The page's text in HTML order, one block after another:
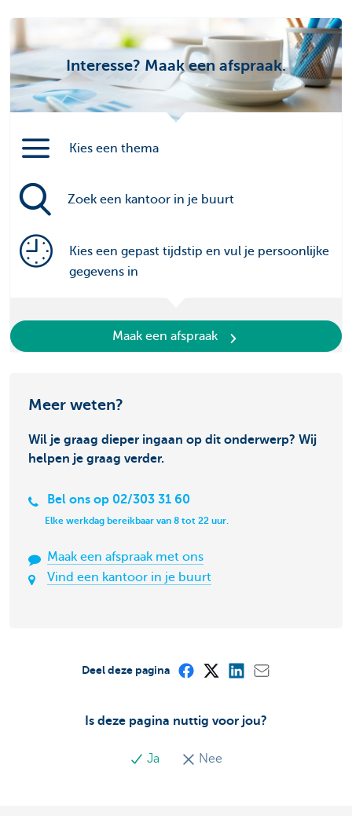
Interesse? Maak een afspraak.
Kies een thema
Zoek een kantoor in je buurt
Kies een gepast tijdstip en vul je persoonlijke
gegevens in
Maak een afspraak
Meer weten?
Wil je graag dieper ingaan op dit onderwerp? Wij
helpen je graag verder.
Bel ons op 02/303 31 60
Elke werkdag bereikbaar van 8 tot 22 uur.
Maak een afspraak met ons
Vind een kantoor in je buurt
Is deze pagina nuttig voor jou?
Ja Nee
Deel deze pagina